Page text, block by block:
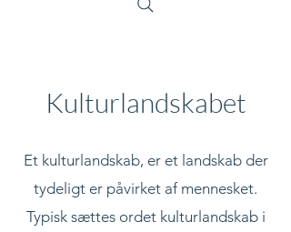
Kulturlandskabet
Et kulturlandskab, er et landskab der
tydeligt er påvirket af mennesket.
Typisk sættes ordet kulturlandskab i